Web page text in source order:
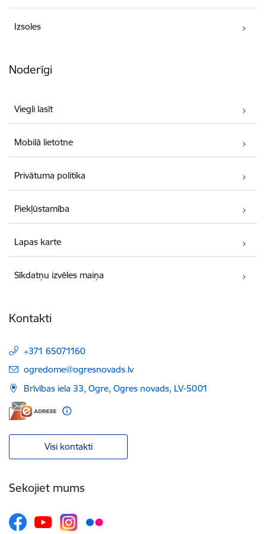
Izsoles
Noderīgi
Viegli lasīt
Mobilā lietotne
Privātuma politika
Piekļūstamība
Lapas karte
Sīkdatņu izvēles maiņa
Kontakti
+371 65071160
E-pasts:
ogredome@ogresnovads.lv
Brīvības iela 33, Ogre, Ogres novads, LV-5001
Visi kontakti
Sekojiet mums